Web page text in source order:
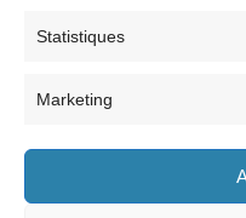
Statistiques
Marketing
Horaires
le lundi 8h30-12h et 13h30-17h30,